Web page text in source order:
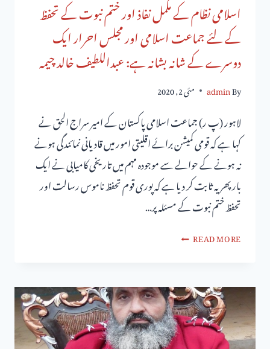
اسلامی نظام کے مکمل نفاذ اور ختم نبوت کے تحفظ
کے لئے جماعت اسلامی اور مجلس احرار ایک
دوسرے کے شانہ بشانہ ہے: عبداللطیف خالد چیمہ
By
admin مئی 2, 2020
لاہور (پ ر) جماعت اسلامی پاکستان کے امیر سراج الحق نے
کہا ہے کہ قومی کمیشن برائے اقلیتی امور میں قادیانی نمائندگی ہونے
نہ ہونے کے حوالے سے موجودہ مہم میں تاریخی کامیابی نے ایک
بار پھر یہ ثابت کر دیا ہے کہ پوری قوم تحفظ ناموس رسالت اور
تحفظ ختم نبوت کے مسئلہ پر…
READ MORE